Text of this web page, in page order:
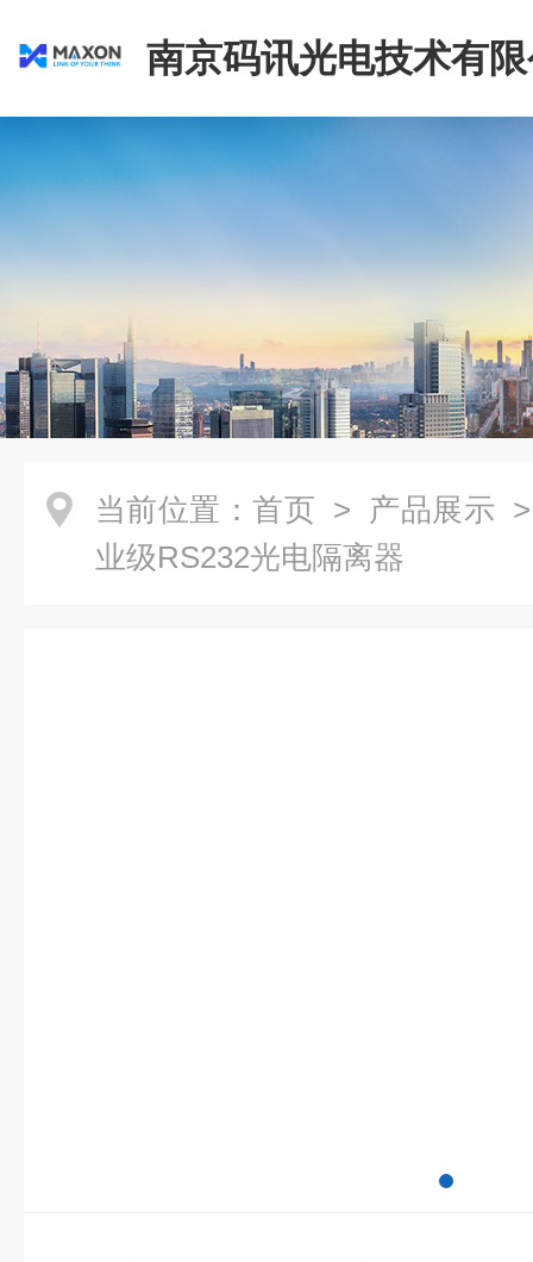
南京码讯光电技术有
当前位置： 首页 > 产品展示
业级RS232光电隔离器